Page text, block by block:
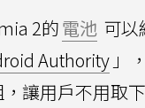
2的電池 可以
Authority 」
讓用戶不用取